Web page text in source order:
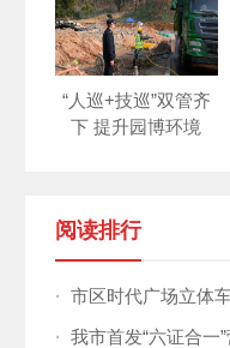
“人巡+技巡”双管齐
下 提升园博环境
阅读排行
· 市区时代广场立体
· 我市首发“六证合一